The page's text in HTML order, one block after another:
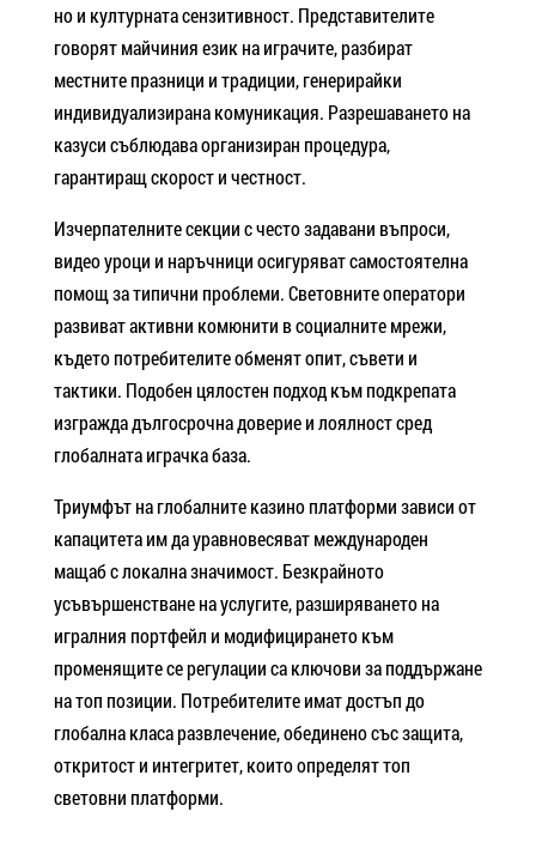
но и културната сензитивност. Представителите
говорят майчиния език на играчите, разбират
местните празници и традиции, генерирайки
индивидуализирана комуникация. Разрешаването на
казуси съблюдава организиран процедура,
гарантиращ скорост и честност.
Изчерпателните секции с често задавани въпроси,
видео уроци и наръчници осигуряват самостоятелна
помощ за типични проблеми. Световните оператори
развиват активни комюнити в социалните мрежи,
където потребителите обменят опит, съвети и
тактики. Подобен цялостен подход към подкрепата
изгражда дългосрочна доверие и лоялност сред
глобалната играчка база.
Триумфът на глобалните казино платформи зависи от
капацитета им да уравновесяват международен
мащаб с локална значимост. Безкрайното
усъвършенстване на услугите, разширяването на
игралния портфейл и модифицирането към
променящите се регулации са ключови за поддържане
на топ позиции. Потребителите имат достъп до
глобална класа развлечение, обединено със защита,
откритост и интегритет, които определят топ
световни платформи.